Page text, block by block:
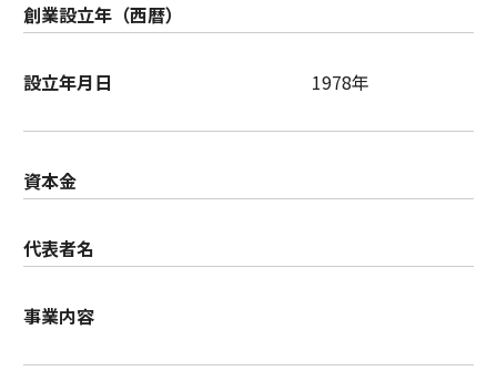
創業設立年（西暦）
設立年月日 1978年
資本金
代表者名
事業内容